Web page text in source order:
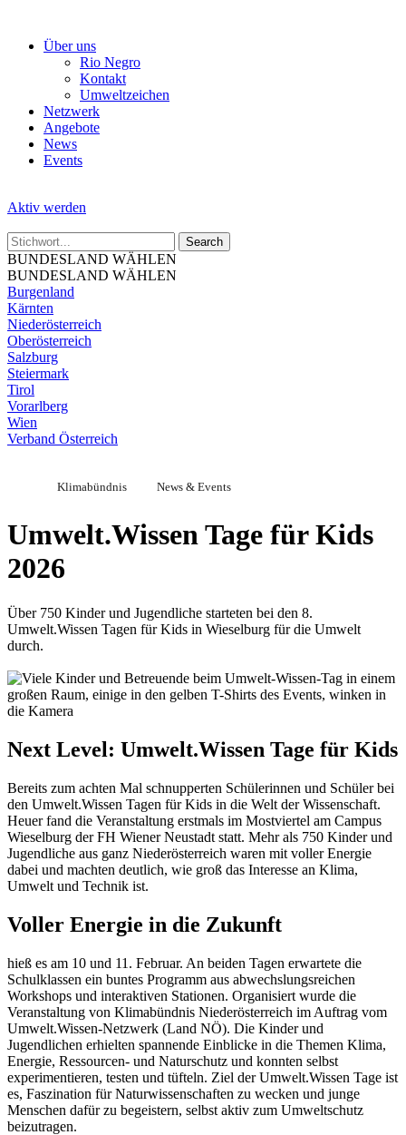
Über uns
Rio Negro
Kontakt
Umweltzeichen
Netzwerk
Angebote
News
Events
Aktiv werden
BUNDESLAND WÄHLEN
BUNDESLAND WÄHLEN
Burgenland
Kärnten
Niederösterreich
Oberösterreich
Salzburg
Steiermark
Tirol
Vorarlberg
Wien
Verband Österreich
Klimabündnis News & Events
Umwelt.Wissen Tage für Kids
2026
Über 750 Kinder und Jugendliche starteten bei den 8.
Umwelt.Wissen Tagen für Kids in Wieselburg für die Umwelt
durch.
Next Level: Umwelt.Wissen Tage für Kids
Bereits zum achten Mal schnupperten Schülerinnen und Schüler bei
den Umwelt.Wissen Tagen für Kids in die Welt der Wissenschaft.
Heuer fand die Veranstaltung erstmals im Mostviertel am Campus
Wieselburg der FH Wiener Neustadt statt. Mehr als 750 Kinder und
Jugendliche aus ganz Niederösterreich waren mit voller Energie
dabei und machten deutlich, wie groß das Interesse an Klima,
Umwelt und Technik ist.
Voller Energie in die Zukunft
hieß es am 10 und 11. Februar. An beiden Tagen erwartete die
Schulklassen ein buntes Programm aus abwechslungsreichen
Workshops und interaktiven Stationen. Organisiert wurde die
Veranstaltung von Klimabündnis Niederösterreich im Auftrag vom
Umwelt.Wissen-Netzwerk (Land NÖ). Die Kinder und
Jugendlichen erhielten spannende Einblicke in die Themen Klima,
Energie, Ressourcen- und Naturschutz und konnten selbst
experimentieren, testen und tüfteln. Ziel der Umwelt.Wissen Tage ist
es, Faszination für Naturwissenschaften zu wecken und junge
Menschen dafür zu begeistern, selbst aktiv zum Umweltschutz
beizutragen.